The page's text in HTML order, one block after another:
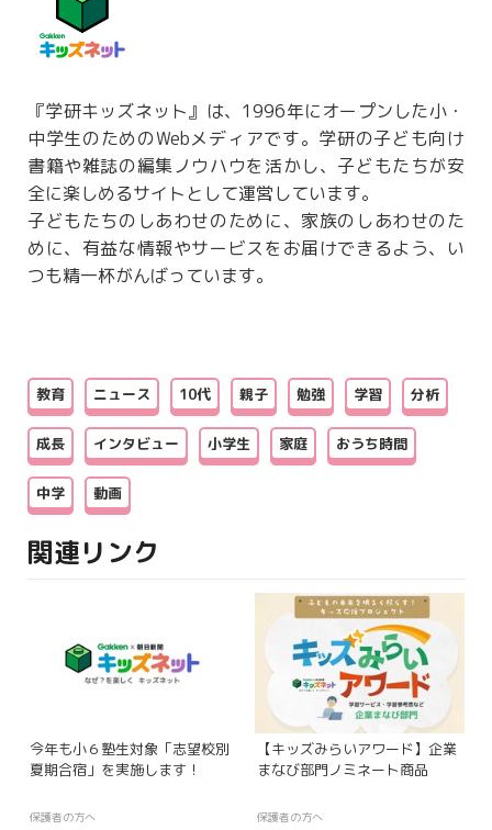
『学研キッズネット』は、1996年にオープンした小・
中学生のためのWebメディアです。学研の子ども向け
書籍や雑誌の編集ノウハウを活かし、子どもたちが安
全に楽しめるサイトとして運営しています。
子どもたちのしあわせのために、家族のしあわせのた
めに、有益な情報やサービスをお届けできるよう、い
つも精一杯がんばっています。
教育 ニュース 10代 親子 勉強 学習 分析
成長 インタビュー 小学生 家庭 おうち時間
中学 動画
関連リンク
今年も小６塾生対象「志望校別
夏期合宿」を実施します！
保護者の方へ
【キッズみらいアワード】企業
まなび部門ノミネート商品
保護者の方へ